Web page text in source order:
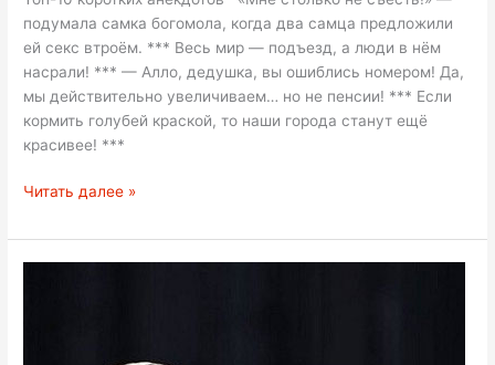
подумала самка богомола, когда два самца предложили
ей секс втроём. *** Весь мир — подъезд, а люди в нём
насрали! *** — Алло, дедушка, вы ошиблись номером! Да,
мы действительно увеличиваем… но не пенсии! *** Если
кормить голубей краской, то наши города станут ещё
красивее! ***
Топ-10
анекдотов
Читать далее »